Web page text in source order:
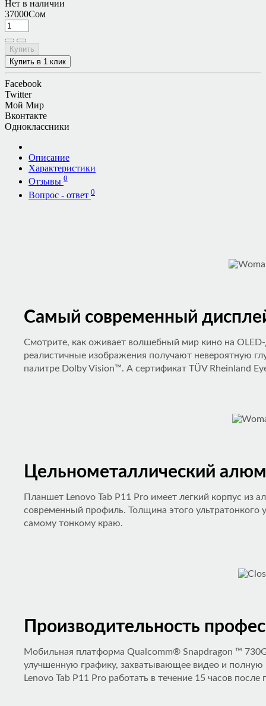
Нет в наличии
37000Сом
Купить
Купить в 1 клик
Facebook
Twitter
Мой Мир
Вконтакте
Одноклассники
Описание
Характеристики
Отзывы 0
Вопрос - ответ 0
Самый современный
Смотрите, как оживает волшебный мир кино на
реалистичные изображения получают невероятную
палитре Dolby Vision™. А сертификат TÜV Rheinland
Цельнометаллический
Планшет Lenovo Tab P11 Pro имеет легкий корпус
современный профиль. Толщина этого ультратонкого
самому тонкому краю.
Производительность
Мобильная платформа Qualcomm® Snapdragon ™
улучшенную графику, захватывающее видео и полную
Lenovo Tab P11 Pro работать в течение 15 часов после